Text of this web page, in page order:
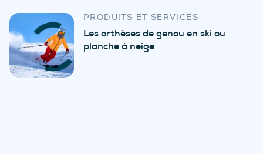
PRODUITS ET SERVICES
Les orthèses de genou en ski ou
planche à neige